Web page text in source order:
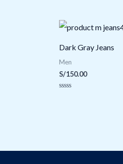
Dark Gray Jeans
Men
S/150.00